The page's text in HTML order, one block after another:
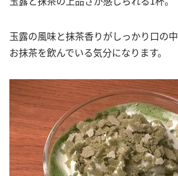
玉露の風味と抹茶香りがしっかり口の
お抹茶を飲んでいる気分になります。